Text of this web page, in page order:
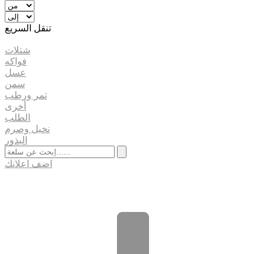
تنقل السريع
شتلات
فواكه
عسل
سمن
تمر ورطب
أخرى
الطلب
نخيل وصرم
البذور
اضف اعلانك